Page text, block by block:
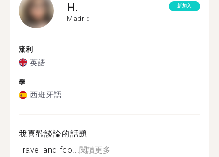
H.
Madrid
新加入
流利
英語
學
西班牙語
我喜歡談論的話題
Travel and foo...閱讀更多